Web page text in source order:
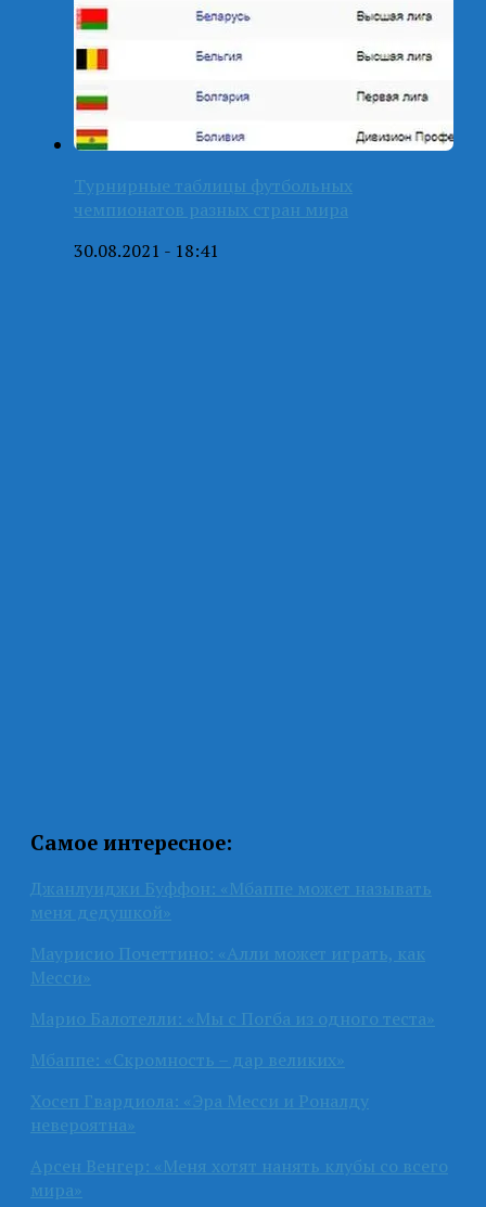
Турнирные таблицы футбольных
чемпионатов разных стран мира
30.08.2021 - 18:41
Самое интересное:
Джанлуиджи Буффон: «Мбаппе может называть
меня дедушкой»
Маурисио Почеттино: «Алли может играть, как
Месси»
Марио Балотелли: «Мы с Погба из одного теста»
Мбаппе: «Скромность – дар великих»
Хосеп Гвардиола: «Эра Месси и Роналду
невероятна»
Арсен Венгер: «Меня хотят нанять клубы со всего
мира»